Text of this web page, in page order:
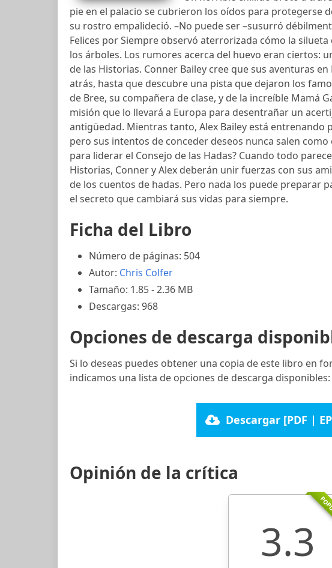
pie en el palacio se cubrieron los oídos para protegerse
su rostro empalideció. –No puede ser –susurró
Felices por Siempre observó aterrorizada cómo la
los árboles. Los rumores acerca del huevo eran ciertos:
de las Historias. Conner Bailey cree que sus aventuras
atrás, hasta que descubre una pista que dejaron los
de Bree, su compañera de clase, y de la increíble Mamá
misión que lo llevará a Europa para desentrañar un
antigüedad. Mientras tanto, Alex Bailey está
pero sus intentos de conceder deseos nunca salen como
para liderar el Consejo de las Hadas? Cuando todo
Historias, Conner y Alex deberán unir fuerzas con sus
de los cuentos de hadas. Pero nada los puede preparar
el secreto que cambiará sus vidas para siempre.
Ficha del Libro
Número de páginas: 504
Autor: Chris Colfer
Tamaño: 1.85 - 2.36 MB
Descargas: 968
Opciones de descarga
Si lo deseas puedes obtener una copia de este libro en
indicamos una lista de opciones de descarga disponibles:
Descargar [PDF |
Opinión de la crítica
3.3